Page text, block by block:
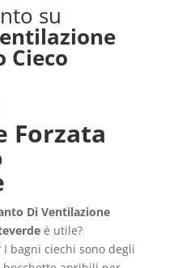
su
Cieco
Forzata
Di Ventilazione
è utile?
bagni ciechi sono degli